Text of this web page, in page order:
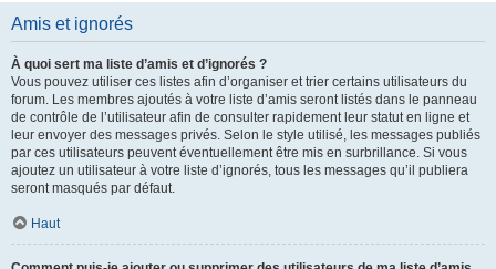
Amis et ignorés
À quoi sert ma liste d’amis et d’ignorés ?
Vous pouvez utiliser ces listes afin d’organiser et trier certains utilisateurs du
forum. Les membres ajoutés à votre liste d’amis seront listés dans le panneau
de contrôle de l’utilisateur afin de consulter rapidement leur statut en ligne et
leur envoyer des messages privés. Selon le style utilisé, les messages publiés
par ces utilisateurs peuvent éventuellement être mis en surbrillance. Si vous
ajoutez un utilisateur à votre liste d’ignorés, tous les messages qu’il publiera
seront masqués par défaut.
Haut